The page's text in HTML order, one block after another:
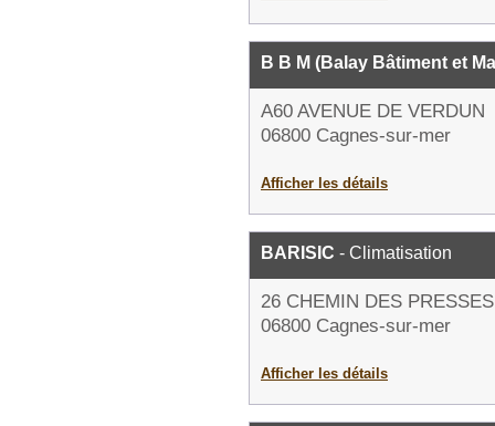
B B M (Balay Bâtiment et
A60 AVENUE DE VERDUN
06800 Cagnes-sur-mer
Afficher les détails
BARISIC - Climatisation
26 CHEMIN DES PRESSES
06800 Cagnes-sur-mer
Afficher les détails